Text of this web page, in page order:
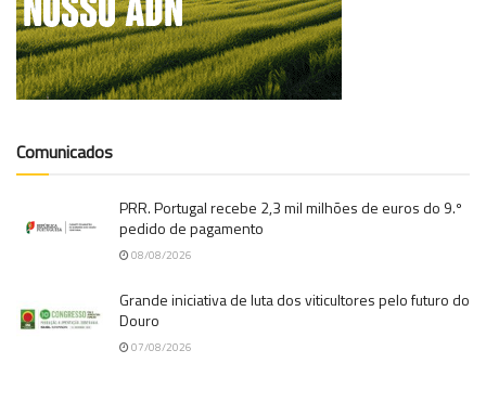
Comunicados
PRR. Portugal recebe 2,3 mil milhões de euros do 9.º
pedido de pagamento
08/08/2026
Grande iniciativa de luta dos viticultores pelo futuro do
Douro
07/08/2026